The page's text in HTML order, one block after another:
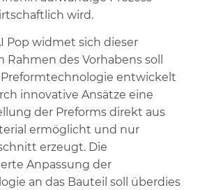
wird.
Pop widmet sich dieser
Rahmen des Vorhabens soll
entwickelt
innovative Ansätze eine
der Preforms direkt aus
ermöglicht und nur
erzeugt. Die
Anpassung der
an das Bauteil soll überdies